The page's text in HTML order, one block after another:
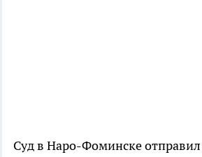
Суд в Наро-Фоминске